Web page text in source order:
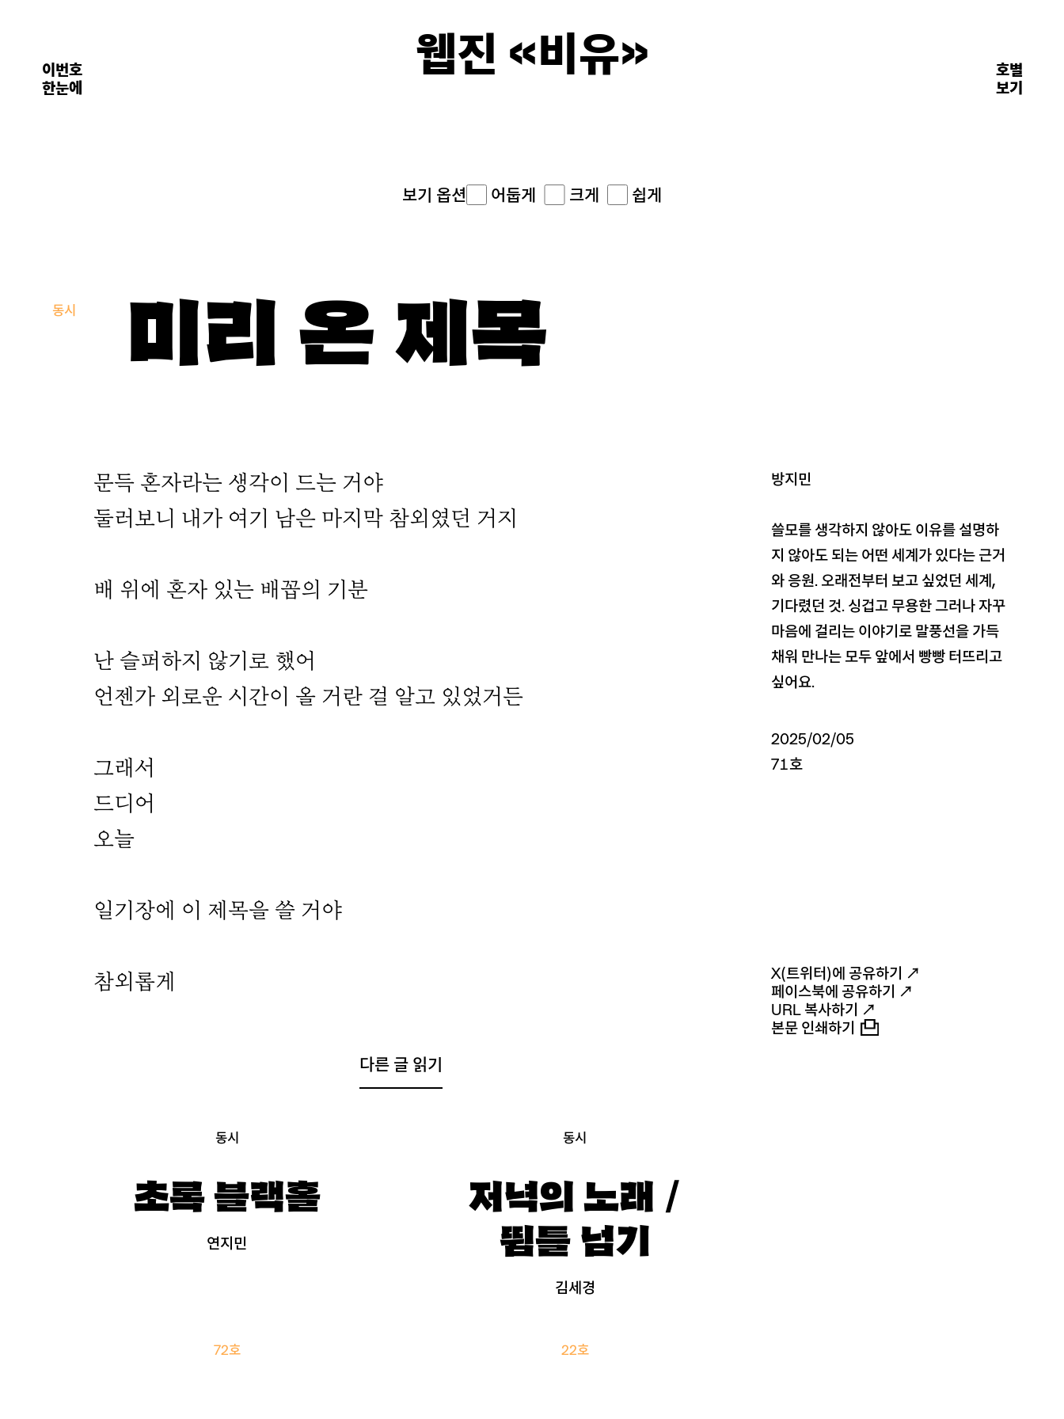
웹진 《비유》
이번호
한눈에
호별
보기
보기 옵션 어둡게 크게 쉽게
동시 미리 온 제목
문득 혼자라는 생각이 드는 거야
둘러보니 내가 여기 남은 마지막 참외였던 거지
배 위에 혼자 있는 배꼽의 기분
난 슬퍼하지 않기로 했어
언젠가 외로운 시간이 올 거란 걸 알고 있었거든
그래서
드디어
오늘
일기장에 이 제목을 쓸 거야
참외롭게
X(트위터)에 공유하기 ↗
페이스북에 공유하기 ↗
URL 복사하기 ↗
본문 인쇄하기
방지민
쓸모를 생각하지 않아도 이유를 설명하
지 않아도 되는 어떤 세계가 있다는 근거
와 응원. 오래전부터 보고 싶었던 세계,
기다렸던 것. 싱겁고 무용한 그러나 자꾸
마음에 걸리는 이야기로 말풍선을 가득
채워 만나는 모두 앞에서 빵빵 터뜨리고
싶어요.
2025/02/05
71호
다른 글 읽기
동시
초록 블랙홀
연지민
72호
동시
저녁의 노래 /
뜀틀 넘기
김세경
22호